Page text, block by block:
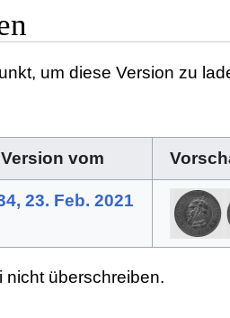
um diese Version zu
Version vom
23. Feb. 2021
nicht überschreiben.